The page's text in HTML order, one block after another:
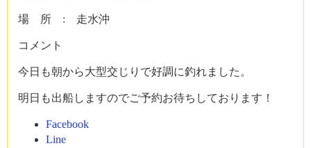
場 所 : 走水沖
コメント
今日も朝から大型交じりで好調に釣れました。
明日も出船しますのでご予約お待ちしております！
Facebook
Line